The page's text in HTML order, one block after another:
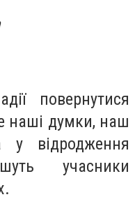
повернутися
наші думки, наш
у відродження
учасники